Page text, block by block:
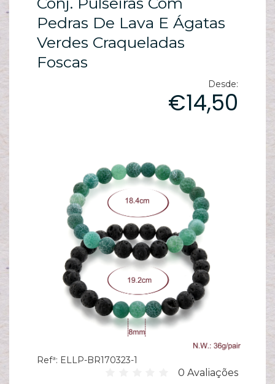
/
Pedras De Lava E Ágatas
Verdes Craqueladas
Foscas
Desde:
€14,50
Refª: ELLP-BR170323-1
0 Avaliações